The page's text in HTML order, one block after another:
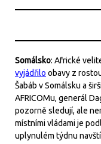
Somálsko: Africké
vyjádřilo obavy z
Šabáb v Somálsku a
AFRICOMu, generál
pozorně sledují, ale
místními vládami je
uplynulém týdnu